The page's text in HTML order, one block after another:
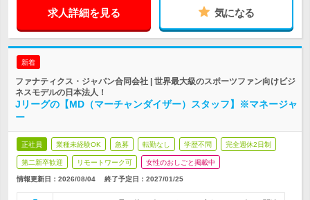
求人詳細を見る 気になる
新着
ファナティクス・ジャパン合同会社 | 世界最大級のスポーツファン向けビジ
ネスモデルの日本法人！
Jリーグの【MD（マーチャンダイザー）スタッフ】※マネージャ
ー
正社員 業種未経験OK 急募 転勤なし 学歴不問 完全週休2日制
第二新卒歓迎 リモートワーク可 女性のおしごと掲載中
情報更新日：2026/08/04 終了予定日： 2027/01/25